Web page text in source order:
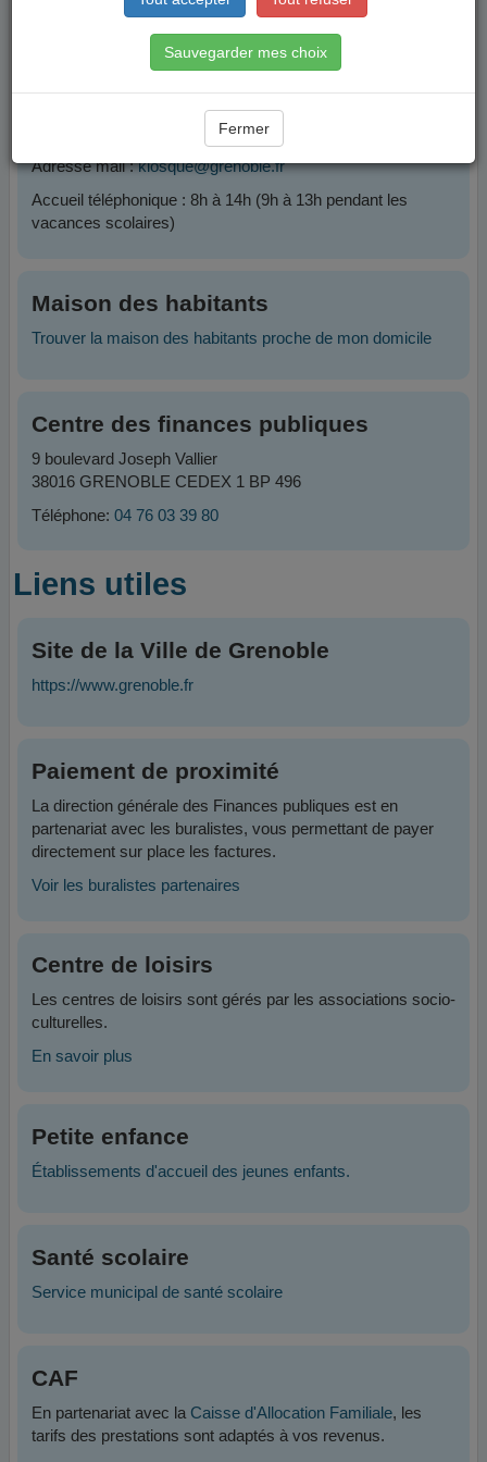
Plateforme Famille
04 76 76 38 38
Adresse mail :kiosque@grenoble.fr
Accueil téléphonique : 8h à 14h (9h à 13h pendant les
vacances scolaires)
Maison des habitants
Trouver la maison des habitants proche de mon domicile
Centre des finances publiques
9 boulevard Joseph Vallier
38016 GRENOBLE CEDEX 1 BP 496
Téléphone: 04 76 03 39 80
Liens utiles
Site de la Ville de Grenoble
https://www.grenoble.fr
Paiement de proximité
La direction générale des Finances publiques est en
partenariat avec les buralistes, vous permettant de payer
directement sur place les factures.
Voir les buralistes partenaires
Centre de loisirs
Les centres de loisirs sont gérés par les associations socio-
culturelles.
En savoir plus
Petite enfance
Établissements d'accueil des jeunes enfants.
Santé scolaire
Service municipal de santé scolaire
CAF
En partenariat avec la Caisse d'Allocation Familiale, les
tarifs des prestations sont adaptés à vos revenus.
Sauvegarder mes choix
Fermer